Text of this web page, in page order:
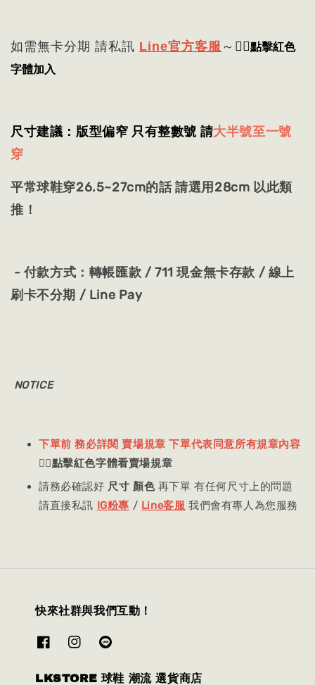
如需無卡分期 請私訊 Line官方客服 ～ 👈🏻點擊紅色
字體加入
尺寸建議：版型偏窄 只有整數號 請大半號至一號
穿
平常球鞋穿26.5~27cm的話 請選用28cm 以此類
推！
- 付款方式：轉帳匯款 / 711 現金無卡存款 / 線上
刷卡不分期 / Line Pay
NOTICE
下單前 務必詳閱 賣場規章 下單代表同意所有規章內容
👈🏻點擊紅色字體看賣場規章
請務必確認好 尺寸 顏色再下單 有任何尺寸上的問題
請直接私訊 IG粉專 / Line客服 我們會有專人為您服務
快來社群與我們互動！
LKSTORE 球鞋 潮流 選貨商店